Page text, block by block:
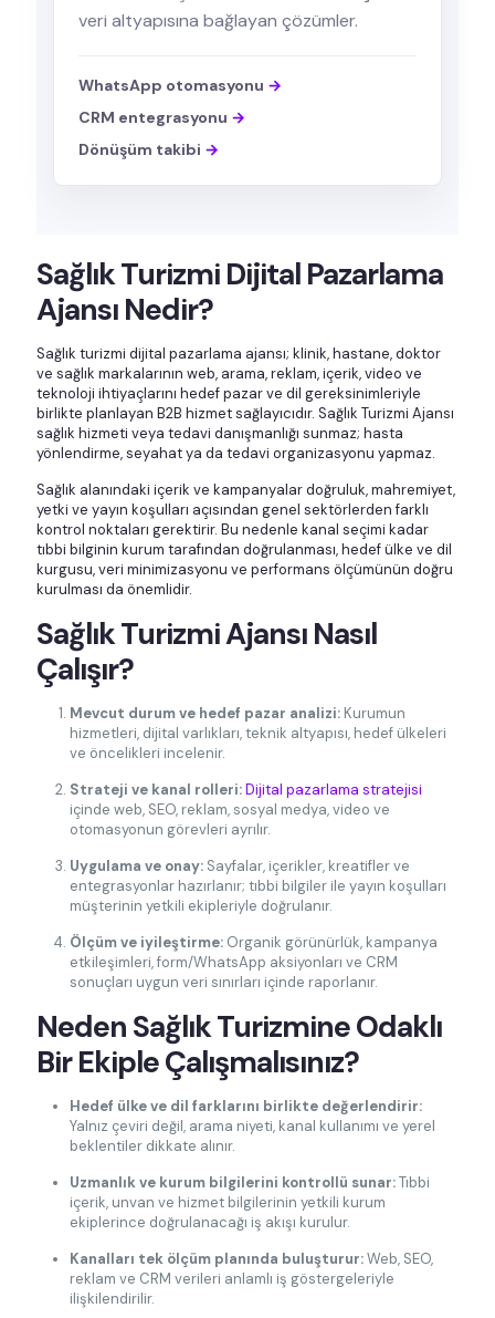
veri altyapısına bağlayan çözümler.
WhatsApp otomasyonu
CRM entegrasyonu
Dönüşüm takibi
Sağlık Turizmi Dijital Pazarlama
Ajansı Nedir?
Sağlık turizmi dijital pazarlama ajansı; klinik, hastane, doktor
ve sağlık markalarının web, arama, reklam, içerik, video ve
teknoloji ihtiyaçlarını hedef pazar ve dil gereksinimleriyle
birlikte planlayan B2B hizmet sağlayıcıdır. Sağlık Turizmi Ajansı
sağlık hizmeti veya tedavi danışmanlığı sunmaz; hasta
yönlendirme, seyahat ya da tedavi organizasyonu yapmaz.
Sağlık alanındaki içerik ve kampanyalar doğruluk, mahremiyet,
yetki ve yayın koşulları açısından genel sektörlerden farklı
kontrol noktaları gerektirir. Bu nedenle kanal seçimi kadar
tıbbi bilginin kurum tarafından doğrulanması, hedef ülke ve dil
kurgusu, veri minimizasyonu ve performans ölçümünün doğru
kurulması da önemlidir.
Sağlık Turizmi Ajansı Nasıl
Çalışır?
Mevcut durum ve hedef pazar analizi: Kurumun
hizmetleri, dijital varlıkları, teknik altyapısı, hedef ülkeleri
ve öncelikleri incelenir.
Strateji ve kanal rolleri:Dijital pazarlama stratejisi
içinde web, SEO, reklam, sosyal medya, video ve
otomasyonun görevleri ayrılır.
Uygulama ve onay: Sayfalar, içerikler, kreatifler ve
entegrasyonlar hazırlanır; tıbbi bilgiler ile yayın koşulları
müşterinin yetkili ekipleriyle doğrulanır.
Ölçüm ve iyileştirme: Organik görünürlük, kampanya
etkileşimleri, form/WhatsApp aksiyonları ve CRM
sonuçları uygun veri sınırları içinde raporlanır.
Neden Sağlık Turizmine Odaklı
Bir Ekiple Çalışmalısınız?
Hedef ülke ve dil farklarını birlikte değerlendirir:
Yalnız çeviri değil, arama niyeti, kanal kullanımı ve yerel
beklentiler dikkate alınır.
Uzmanlık ve kurum bilgilerini kontrollü sunar:Tıbbi
içerik, unvan ve hizmet bilgilerinin yetkili kurum
ekiplerince doğrulanacağı iş akışı kurulur.
Kanalları tek ölçüm planında buluşturur:Web, SEO,
reklam ve CRM verileri anlamlı iş göstergeleriyle
ilişkilendirilir.